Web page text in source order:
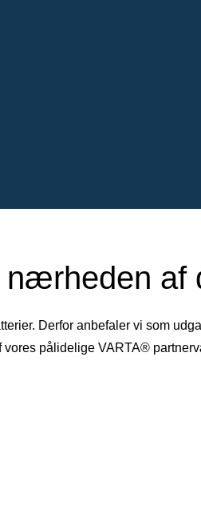
nærheden af
Derfor anbefaler vi som
vores pålidelige VARTA®